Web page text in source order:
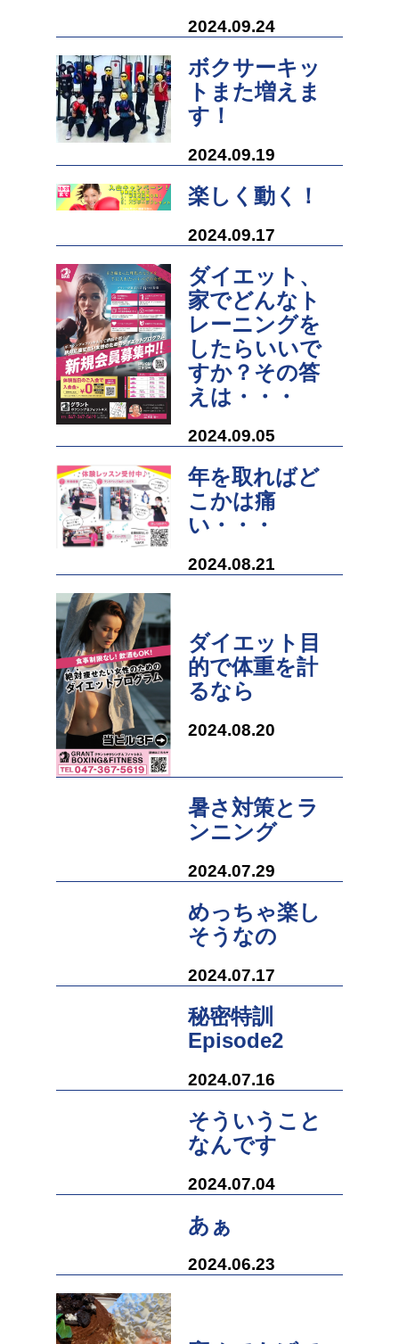
2024.09.24
ボクサーキッ
トまた増えま
す！
2024.09.19
楽しく動く！
2024.09.17
ダイエット、
家でどんなト
レーニングを
したらいいで
すか？その答
えは・・・
2024.09.05
年を取ればど
こかは痛
い・・・
2024.08.21
ダイエット目
的で体重を計
るなら
2024.08.20
暑さ対策とラ
ンニング
2024.07.29
めっちゃ楽し
そうなの
2024.07.17
秘密特訓
Episode2
2024.07.16
そういうこと
なんです
2024.07.04
あぁ
2024.06.23